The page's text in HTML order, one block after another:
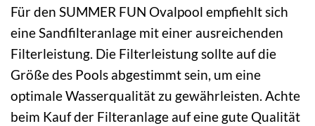
Für den SUMMER FUN Ovalpool empfiehlt sich
eine Sandfilteranlage mit einer ausreichenden
Filterleistung. Die Filterleistung sollte auf die
Größe des Pools abgestimmt sein, um eine
optimale Wasserqualität zu gewährleisten. Achte
beim Kauf der Filteranlage auf eine gute Qualität